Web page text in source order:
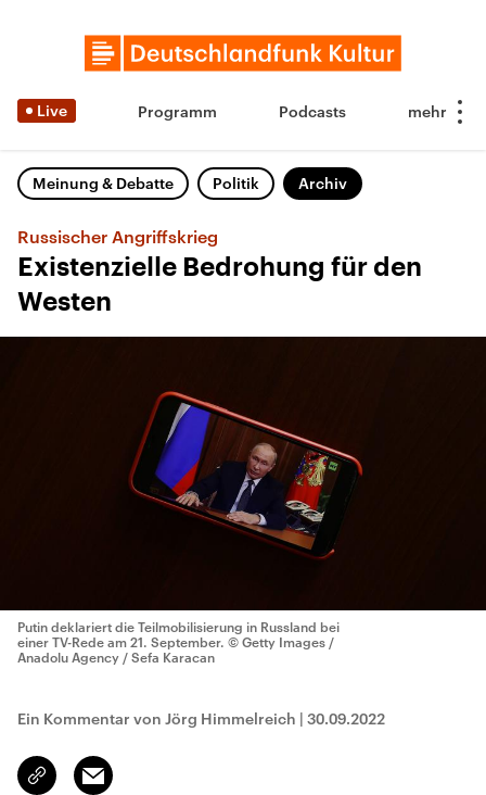
Live Programm Podcasts
Meinung & Debatte Politik Archiv
Russischer Angriffskrieg
Existenzielle Bedrohung für den
Westen
Putin deklariert die Teilmobilisierung in Russland bei
einer TV-Rede am 21. September. © Getty Images /
Anadolu Agency / Sefa Karacan
Ein Kommentar von Jörg Himmelreich | 30.09.2022
Link
kopieren/teilen
Email